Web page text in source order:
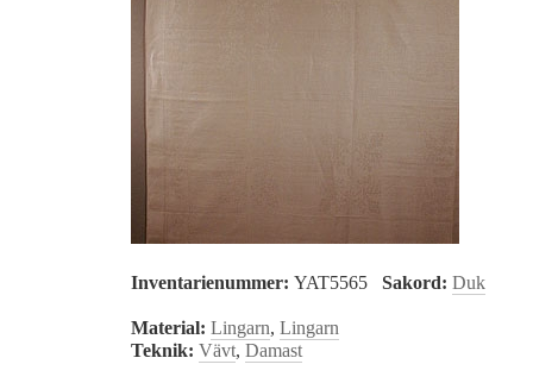
Inventarienummer: YAT5565 Sakord: Duk
Material: Lingarn, Lingarn
Teknik: Vävt, Damast